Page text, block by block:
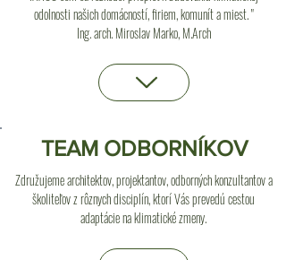
odolnosti našich domácností, firiem, komunít a miest. "
Ing. arch. Miroslav Marko, M.Arch
TEAM ODBORNÍKOV
Združujeme architektov, projektantov, odborných konzultantov a
školiteľov z rôznych disciplín, ktorí Vás prevedú cestou
adaptácie na klimatické zmeny.